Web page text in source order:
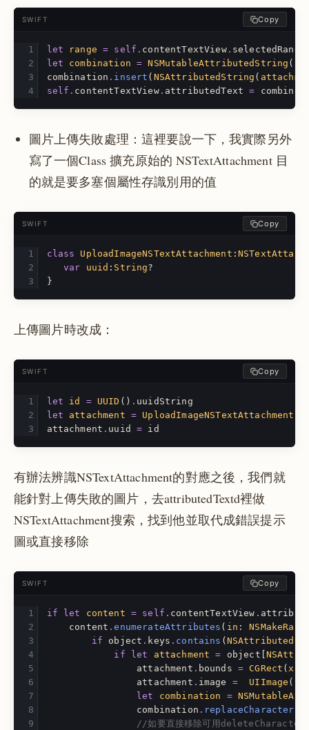
SWIFT Copy
let range = self . contentTextView. selectedRange
let
combination = NSMutableAttributedString (
combination . insert ( NSAttributedString (
self . contentTextView. attributedText =
圖片上傳失敗處理：這裡要說一下，我實際另外
寫了一個Class 擴充原始的 NSTextAttachment 目
的就是要多塞個屬性存識別用的值
SWIFT Copy
class UploadImageNSTextAttachment :
var
uuid : String?
}
上傳圖片時改成：
SWIFT Copy
let id = UUID () . uuidString
let
attachment = UploadImageNSTextAttachment
attachment . uuid = id
有辦法辨識NSTextAttachment的對應之後，我們就
能針對上傳失敗的圖片，去attributedTextd裡做
NSTextAttachment搜索，找到他並取代成錯誤提示
圖或直接移除
SWIFT Copy
if let content = self . contentTextView .
content .enumerateAttributes ( in :
if
object . keys . contains (
if
let attachment = object
attachment . bounds = CGRect (x
attachment . image = UIImage (
let
combination =
combination . replaceCharacters
//如要直接移除可用